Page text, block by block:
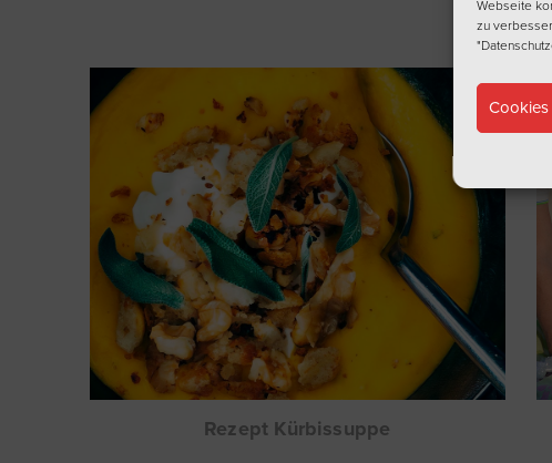
Webseite
zu
Rezept Kürbissuppe